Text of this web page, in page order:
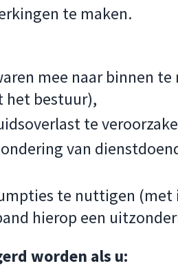
te maken.
mee naar binnen
het bestuur),
te
van
te nuttigen
hierop een
worden als u: